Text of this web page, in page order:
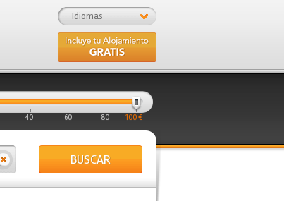
Idiomas
40 60 80 100 €
BUSCAR